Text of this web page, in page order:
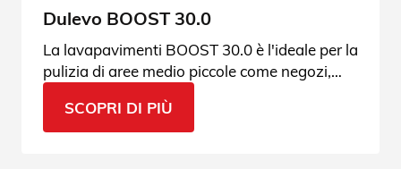
Dulevo BOOST 30.0
La lavapavimenti BOOST 30.0 è l'ideale per la
pulizia di aree medio piccole come negozi,
tutte le applicazioni.
SCOPRI DI PIÙ